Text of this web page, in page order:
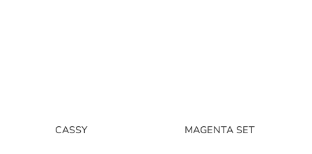
CASSY MAGENTA SET